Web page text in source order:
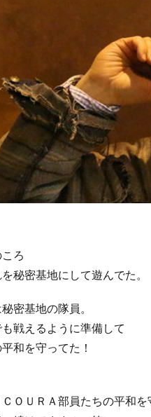
ろ
秘密基地にして遊んでた。
密基地の隊員。
戦えるように準備して
和を守ってた！
ＣＯＵＲＡ部員たちの平和を